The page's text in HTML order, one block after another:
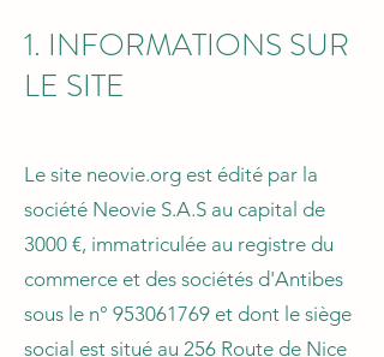
1. INFORMATIONS SUR
LE SITE
Le site neovie.org est édité par la
société Neovie S.A.S au capital de
3000 €, immatriculée au registre du
commerce et des sociétés d'Antibes
sous le n° 953061769 et dont le siège
social est situé au 256 Route de Nice